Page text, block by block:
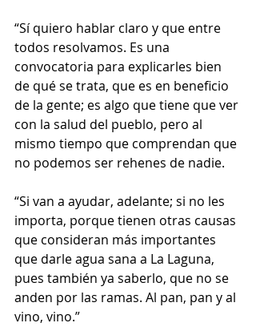
“Sí quiero hablar claro y que entre
todos resolvamos. Es una
convocatoria para explicarles bien
de qué se trata, que es en beneficio
de la gente; es algo que tiene que ver
con la salud del pueblo, pero al
mismo tiempo que comprendan que
no podemos ser rehenes de nadie.
“Si van a ayudar, adelante; si no les
importa, porque tienen otras causas
que consideran más importantes
que darle agua sana a La Laguna,
pues también ya saberlo, que no se
anden por las ramas. Al pan, pan y al
vino, vino.”